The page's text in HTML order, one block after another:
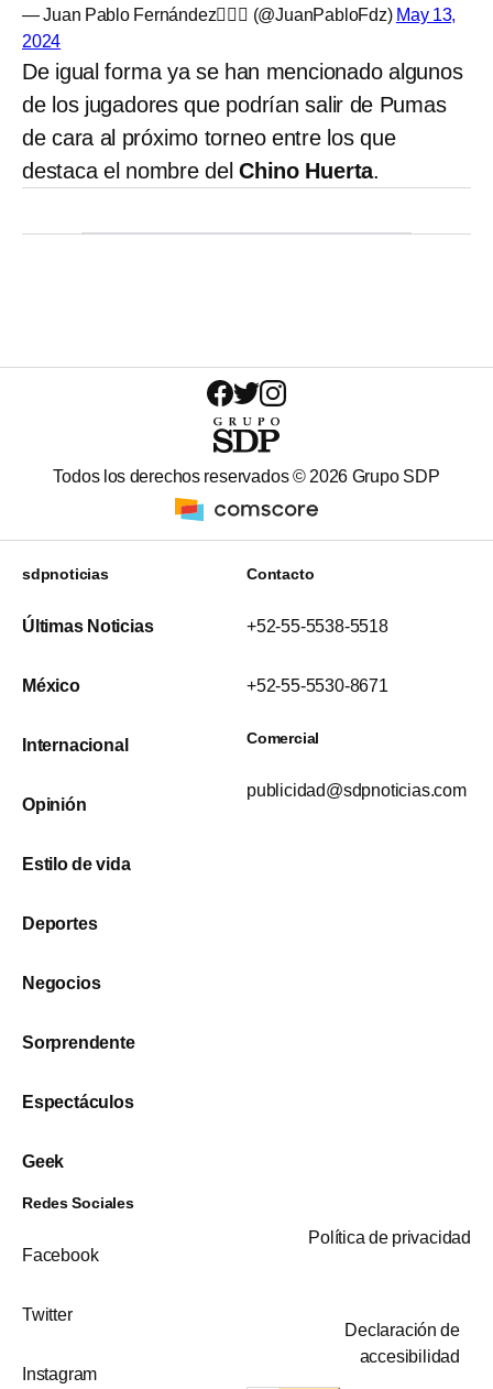
— Juan Pablo Fernández🙋🏻‍♂️ (@JuanPabloFdz) May 13,
2024
De igual forma ya se han mencionado algunos
de los jugadores que podrían salir de Pumas
de cara al próximo torneo entre los que
destaca el nombre delChino Huerta.
Todos los derechos reservados © 2026 Grupo SDP
sdpnoticias
Últimas Noticias
México
Internacional
Opinión
Estilo de vida
Deportes
Negocios
Sorprendente
Espectáculos
Geek
Contacto
+52-55-5538-5518
+52-55-5530-8671
Comercial
publicidad@sdpnoticias.com
Redes Sociales
Facebook
Twitter
Instagram
Política de privacidad
Declaración de
accesibilidad